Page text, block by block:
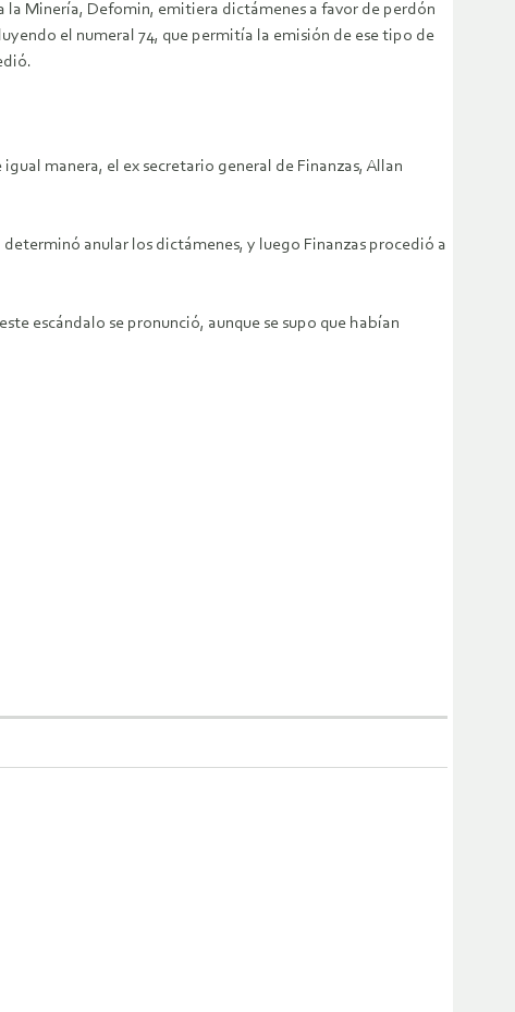
la Minería, Defomin, emitiera dictámenes a favor de perdón
el numeral 74, que permitía la emisión de ese tipo de
manera, el ex secretario general de Finanzas, Allan
anular los dictámenes, y luego Finanzas procedió a
escándalo se pronunció, aunque se supo que habían